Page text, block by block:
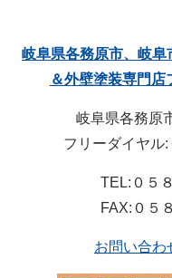
岐阜県各務原市、岐
＆外壁塗装専門店
岐阜県各務原
フリーダイヤル
TEL:０５
FAX:０５
お問い合わ